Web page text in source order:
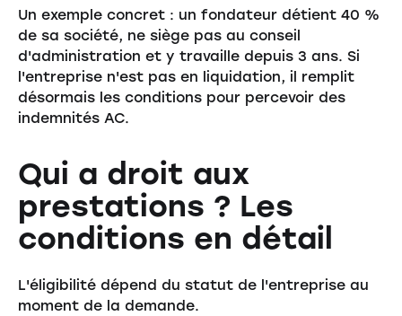
Un exemple concret : un fondateur détient 40 %
de sa société, ne siège pas au conseil
d'administration et y travaille depuis 3 ans. Si
l'entreprise n'est pas en liquidation, il remplit
désormais les conditions pour percevoir des
indemnités AC.
Qui a droit aux
prestations ? Les
conditions en détail
L'éligibilité dépend du statut de l'entreprise au
moment de la demande.